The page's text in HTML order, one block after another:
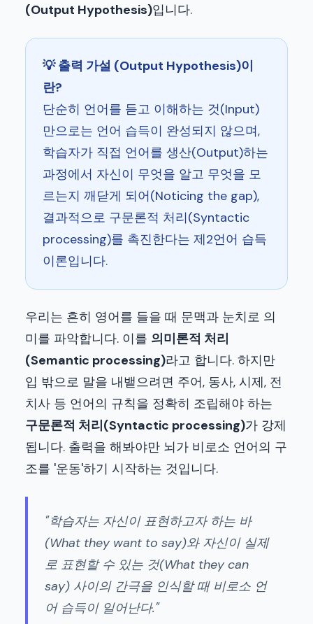
(Output Hypothesis)입니다.
💡 출력 가설 (Output Hypothesis)이
란?
단순히 언어를 듣고 이해하는 것(Input)
만으로는 언어 습득이 완성되지 않으며,
학습자가 직접 언어를 생산(Output)하는
과정에서 자신이 무엇을 알고 무엇을 모
르는지 깨닫게 되어(Noticing the gap),
결과적으로 구문론적 처리(Syntactic
processing)를 촉진한다는 제2언어 습득
이론입니다.
우리는 흔히 영어를 들을 때 문맥과 눈치로 의
미를 파악합니다. 이를 의미론적 처리
(Semantic processing)라고 합니다. 하지만
입 밖으로 말을 내뱉으려면 주어, 동사, 시제, 전
치사 등 언어의 규칙을 정확히 조립해야 하는
구문론적 처리(Syntactic processing)가 강제
됩니다. 출력을 해봐야만 뇌가 비로소 언어의 구
조를 '운동'하기 시작하는 것입니다.
"학습자는 자신이 표현하고자 하는 바
(What they want to say)와 자신이 실제
로 표현할 수 있는 것(What they can
say) 사이의 간극을 인식할 때 비로소 언
어 습득이 일어난다."